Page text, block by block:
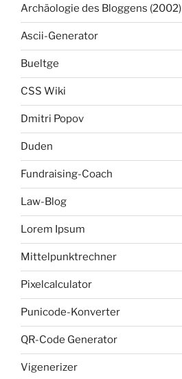
Archäologie des Bloggens (2002)
Ascii-Generator
Bueltge
CSS Wiki
Dmitri Popov
Duden
Fundraising-Coach
Law-Blog
Lorem Ipsum
Mittelpunktrechner
Pixelcalculator
Punicode-Konverter
QR-Code Generator
Vigenerizer